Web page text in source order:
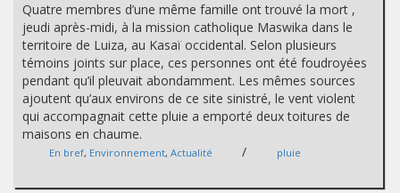
Quatre membres d’une même famille ont trouvé la mort ,
jeudi après-midi, à la mission catholique Maswika dans le
territoire de Luiza, au Kasaï occidental. Selon plusieurs
témoins joints sur place, ces personnes ont été foudroyées
pendant qu’il pleuvait abondamment. Les mêmes sources
ajoutent qu’aux environs de ce site sinistré, le vent violent
qui accompagnait cette pluie a emporté deux toitures de
maisons en chaume.
En bref, Environnement, Actualité / pluie